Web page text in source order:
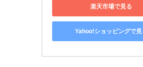
楽天市場で見る
Yahoo!ショッピングで見